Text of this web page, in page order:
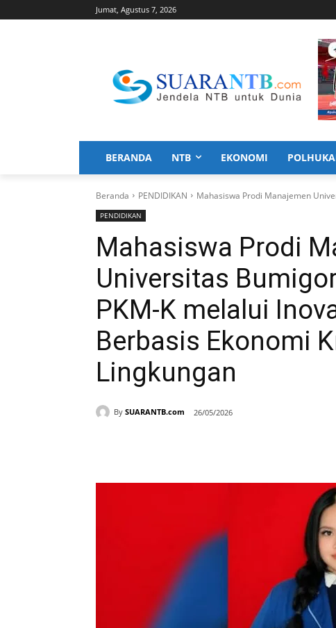
Jumat, Agustus 7, 2026
BERANDA NTB EKONOMI
Beranda PENDIDIKAN Mahasiswa Prodi Manajemen
PENDIDIKAN
Mahasiswa Prodi
Universitas
PKM-K melalui
Berbasis Ekonomi
Lingkungan
By SUARANTB.com 26/05/2026